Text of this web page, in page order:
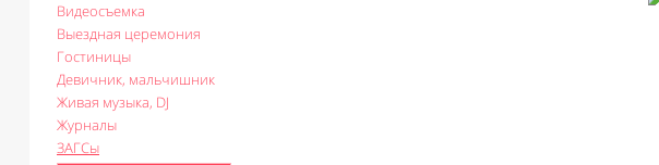
Видеосъемка
Выездная церемония
Гостиницы
Девичник, мальчишник
Живая музыка, DJ
Журналы
ЗАГСы